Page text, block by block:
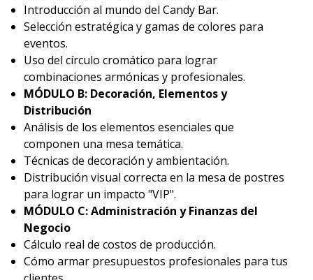
Introducción al mundo del Candy Bar.
Selección estratégica y gamas de colores para
eventos.
Uso del círculo cromático para lograr
combinaciones armónicas y profesionales.
MÓDULO B: Decoración, Elementos y
Distribución
Análisis de los elementos esenciales que
componen una mesa temática.
Técnicas de decoración y ambientación.
Distribución visual correcta en la mesa de postres
para lograr un impacto "VIP".
MÓDULO C: Administración y Finanzas del
Negocio
Cálculo real de costos de producción.
Cómo armar presupuestos profesionales para tus